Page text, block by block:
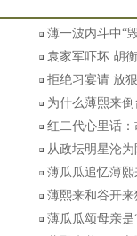
薄一波内斗中“
袁家军吓坏 胡
拒绝习宴请 放
为什么薄熙来
红二代心里话
从政坛明星沦
薄瓜瓜追忆薄
薄熙来和谷开
薄瓜瓜颂母亲